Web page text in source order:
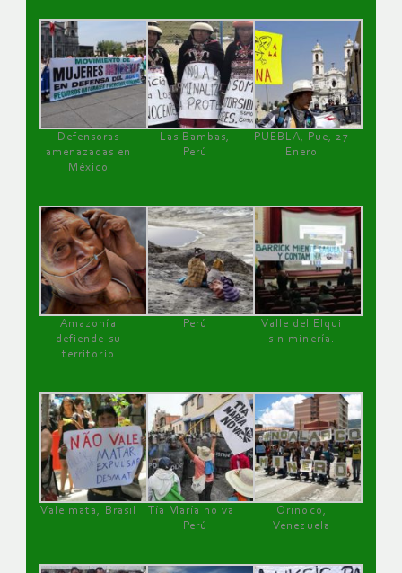
Defensoras
amenazadas en
México
Las Bambas,
Perú
PUEBLA, Pue, 27
Enero
Amazonía
defiende su
territorio
Perú
Valle del Elqui
sin minería.
Vale mata, Brasil
Tía María no va !
Perú
Orinoco,
Venezuela